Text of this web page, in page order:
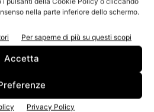
nella parte inferiore dello schermo.
Per saperne di più su questi scopi
Accetta
Privacy Policy
n.2 - Aprile 2026